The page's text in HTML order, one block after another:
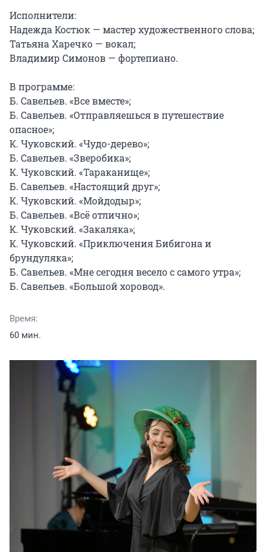
Исполнители:
Надежда Костюк — мастер художественного слова;
Татьяна Харечко — вокал;
Владимир Симонов — фортепиано.
В программе:
Б. Савельев. «Все вместе»;
Б. Савельев. «Отправляешься в путешествие
опасное»;
К. Чуковский. «Чудо-дерево»;
Б. Савельев. «Зверобика»;
К. Чуковский. «Тараканище»;
Б. Савельев. «Настоящий друг»;
К. Чуковский. «Мойдодыр»;
Б. Савельев. «Всё отлично»;
К. Чуковский. «Закаляка»;
К. Чуковский. «Приключения Бибигона и
брундуляка»;
Б. Савельев. «Мне сегодня весело с самого утра»;
Б. Савельев. «Большой хоровод».
Время:
60 мин.